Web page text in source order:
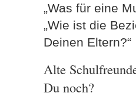
„Was für eine
„Wie ist die
Deinen Eltern?“
Alte
Du noch?